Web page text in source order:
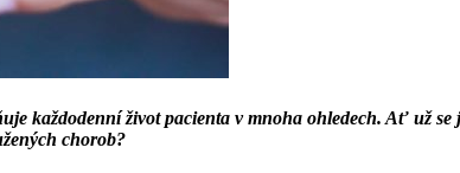
každodenní život pacienta v mnoha ohledech. Ať už
chorob?